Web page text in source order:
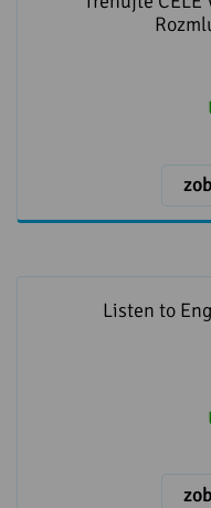
Listen to